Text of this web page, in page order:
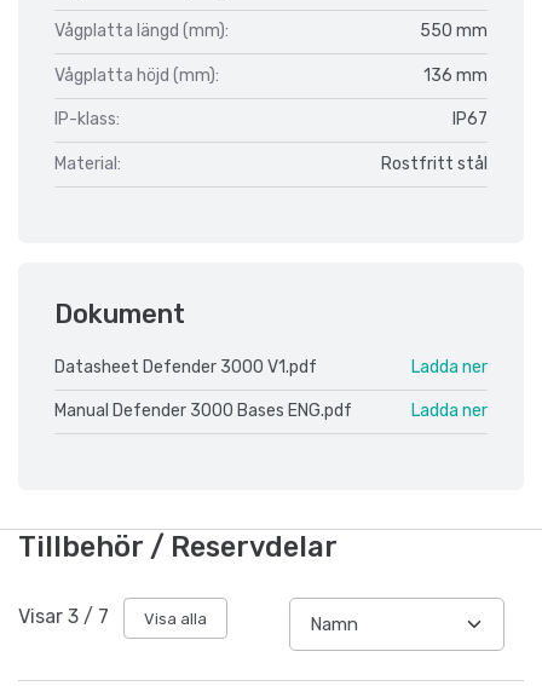
Vågplatta längd (mm): 550 mm
Vågplatta höjd (mm): 136 mm
IP-klass: IP67
Material: Rostfritt stål
Dokument
Datasheet Defender 3000 V1.pdf Ladda ner
Manual Defender 3000 Bases ENG.pdf Ladda ner
Tillbehör / Reservdelar
Visar 3 / 7 Visa alla